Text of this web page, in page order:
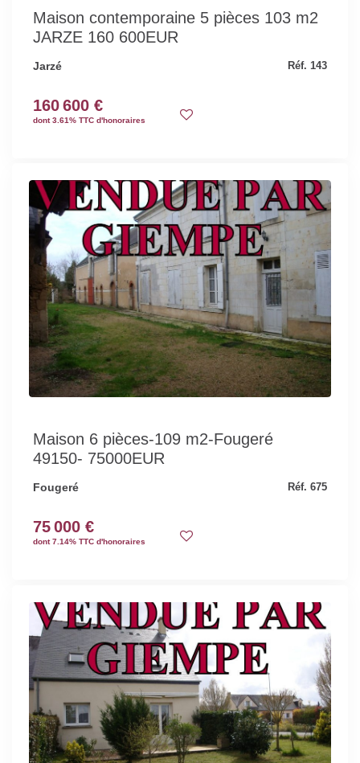
Maison contemporaine 5 pièces 103 m2
JARZE 160 600EUR
Jarzé Réf. 143
160 600 €
dont 3.61% TTC d'honoraires
Maison 6 pièces-109 m2-Fougeré
49150- 75000EUR
Fougeré Réf. 675
75 000 €
dont 7.14% TTC d'honoraires